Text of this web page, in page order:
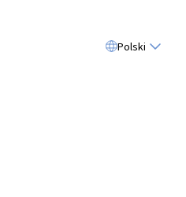
Polski